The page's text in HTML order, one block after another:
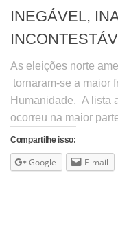
INEGÁVEL,
As eleições norte
tornaram-se a maior
Humanidade. A lista
ocorreu na maior
Compartilhe isso:
Google E-mail